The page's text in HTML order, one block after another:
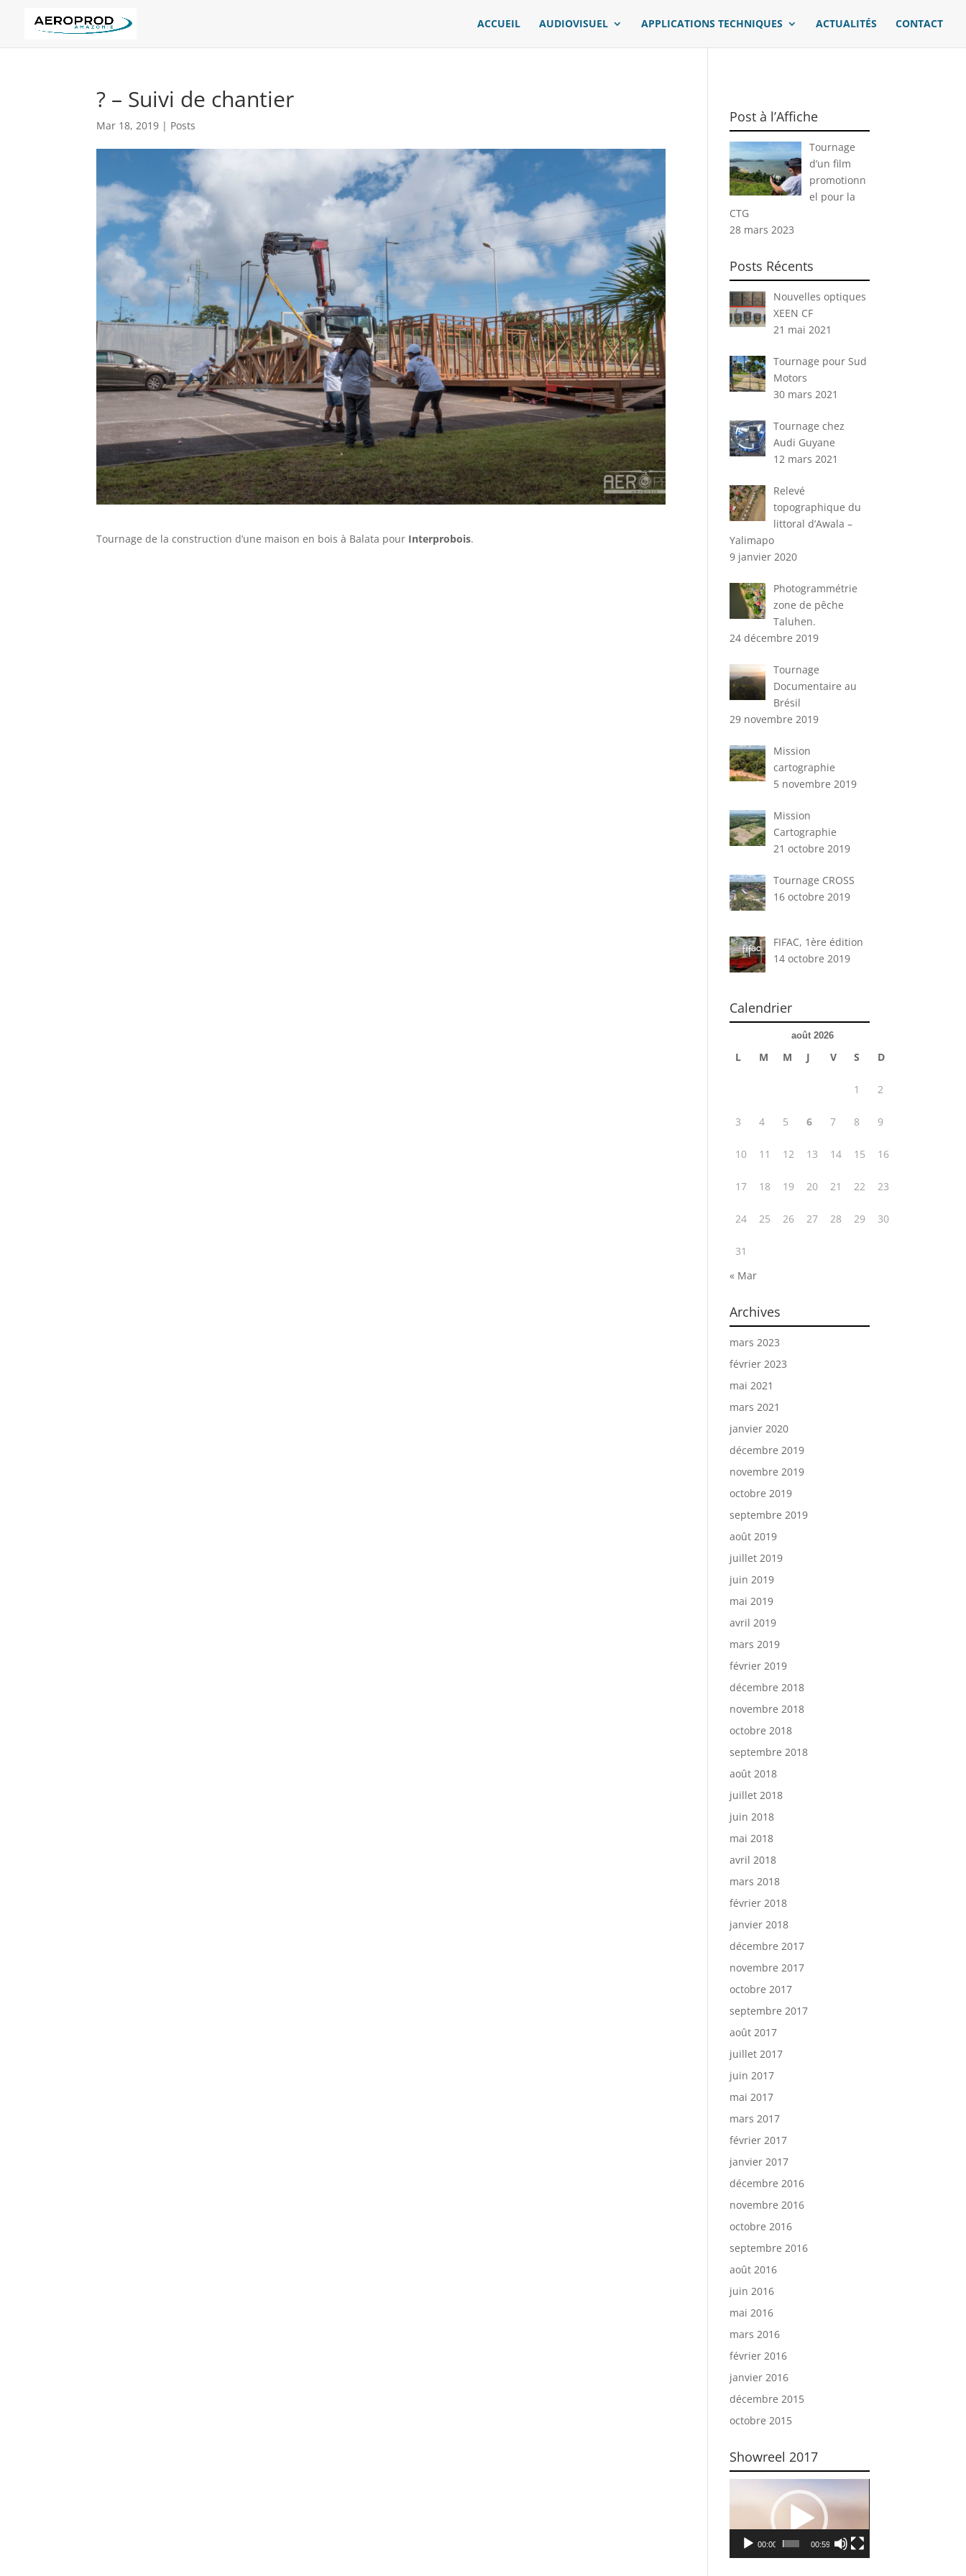
ACCUEIL AUDIOVISUEL APPLICATIONS TECHNIQUES ACTUALITÉS CONTACT
? – Suivi de chantier
Mar 18, 2019 | Posts
Tournage de la construction d’une maison en bois à Balata pour Interprobois.
Post à l’Affiche
Tournage
d’un film
promotionn
el pour la
CTG
28 mars 2023
Posts Récents
Nouvelles optiques
XEEN CF
21 mai 2021
Tournage pour Sud
Motors
30 mars 2021
Tournage chez
Audi Guyane
12 mars 2021
Relevé
topographique du
littoral d’Awala –
Yalimapo
9 janvier 2020
Photogrammétrie
zone de pêche
Taluhen.
24 décembre 2019
Tournage
Documentaire au
Brésil
29 novembre 2019
Mission
cartographie
5 novembre 2019
Mission
Cartographie
21 octobre 2019
Tournage CROSS
16 octobre 2019
FIFAC, 1ère édition
14 octobre 2019
Calendrier
août 2026
L M M J V S D
1 2
3 4 5 6 7 8 9
10 11 12 13 14 15 16
17 18 19 20 21 22 23
24 25 26 27 28 29 30
31
« Mar
Archives
mars 2023
février 2023
mai 2021
mars 2021
janvier 2020
décembre 2019
novembre 2019
octobre 2019
septembre 2019
août 2019
juillet 2019
juin 2019
mai 2019
avril 2019
mars 2019
février 2019
décembre 2018
novembre 2018
octobre 2018
septembre 2018
août 2018
juillet 2018
juin 2018
mai 2018
avril 2018
mars 2018
février 2018
janvier 2018
décembre 2017
novembre 2017
octobre 2017
septembre 2017
août 2017
juillet 2017
juin 2017
mai 2017
mars 2017
février 2017
janvier 2017
décembre 2016
novembre 2016
octobre 2016
septembre 2016
août 2016
juin 2016
mai 2016
mars 2016
février 2016
janvier 2016
décembre 2015
octobre 2015
Showreel 2017
00:00 00:59